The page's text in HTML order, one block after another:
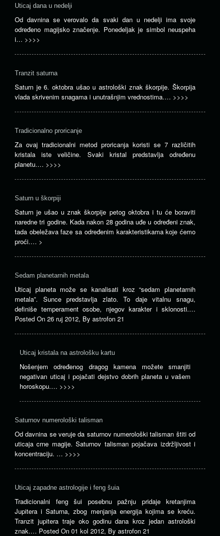
Uticaj dana u nedelji
Od davnina se verovalo da svaki dan u nedelji ima svoje
određeno magijsko značenje. Ponedeljak je simbol neuspeha
i… >>>>
Tranzit saturna
Saturn je 6. oktobra ušao u astrološki znak škorpije. Škorpija
vlada skrivenim snagama i unutrašnjim vrednostima.… >>>>
Tradicionalno proricanje
Za ovaj tradicionalni metod proricanja koristi se 7 različitih
kristala iste veličine. Svaki kristal predstavlja određenu
planetu.… >>>>
Saturn u škorpiji
Saturn je ušao u znak škorpije petog oktobra i tu će boraviti
naredne tri godine. Kada nakon 28 godina uđe u određeni znak,
tada obeležava faze sa određenim karakteristikama koje ćemo
proći.… >
Sedam planetarnih metala
Uticaj planeta može se kanalisati kroz “sedam planetarnih
metala”. Sunce predstavlja zlato. To daje vitalnu snagu,
definiše temperament osobe, njegov karakter i sklonosti.…
Posted On 26 ruj 2012, By astrofon 21
Uticaj kristala na astrološku kartu
Nošenjem određenog dragog kamena možete smanjiti
negativan uticaj i pojačati dejstvo dobrih planeta u vašem
horoskopu.… >>>>
Saturnov numerološki talisman
Od davnina se veruje da saturnov numerološki talisman štiti od
uticaja crne magije. Saturnov talisman pojačava izdržljivost i
koncentraciju. … >>>>
Uticaj zapadne astrologije i feng šuia
Tradicionalni feng šui posebnu pažnju pridaje kretanjima
Jupitera i Saturna, zbog menjanja energija kojima se kreću.
Tranzit jupitera traje oko godinu dana kroz jedan astrološki
znak.… Posted On 01 kol 2012, By astrofon 21